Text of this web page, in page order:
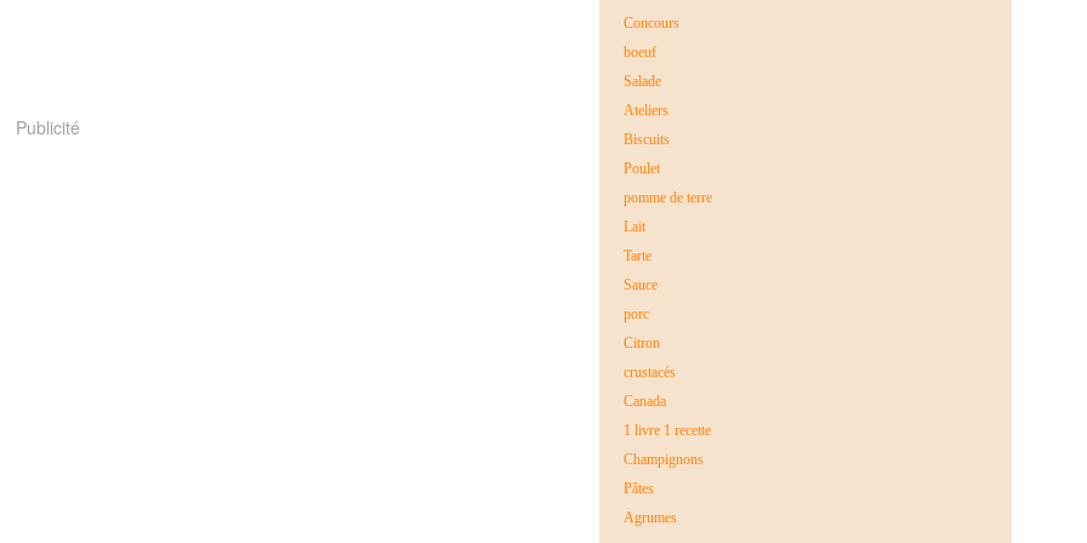
Publicité
Concours
boeuf
Salade
Ateliers
Biscuits
Poulet
pomme de terre
Lait
Tarte
Sauce
porc
Citron
crustacés
Canada
1 livre 1 recette
Champignons
Pâtes
Agrumes